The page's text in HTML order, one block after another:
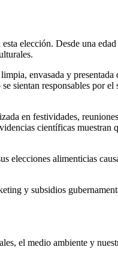
elección. Desde una
envasada y presentada
sientan responsables por
en festividades,
científicas muestran
elecciones alimenticias
y subsidios
el medio ambiente y